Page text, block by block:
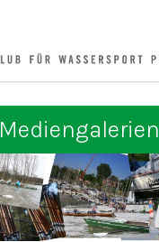
Mediengalerien